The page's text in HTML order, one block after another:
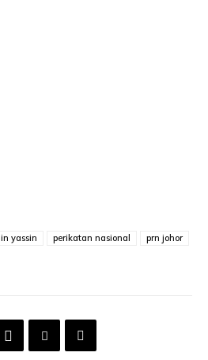
yassin perikatan nasional
prn johor